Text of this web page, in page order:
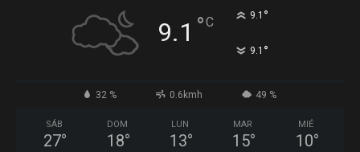
9.1 °C 9.1 °
9.1 °
32 % 0.6kmh 49 %
SÁB
27°
DOM
18°
LUN
13°
MAR
15°
MIÉ
10°